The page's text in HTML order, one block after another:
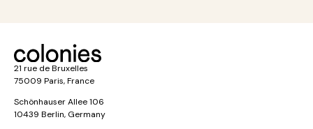
21 rue de Bruxelles
75009 Paris, France
Schönhauser Allee 106
10439 Berlin, Germany